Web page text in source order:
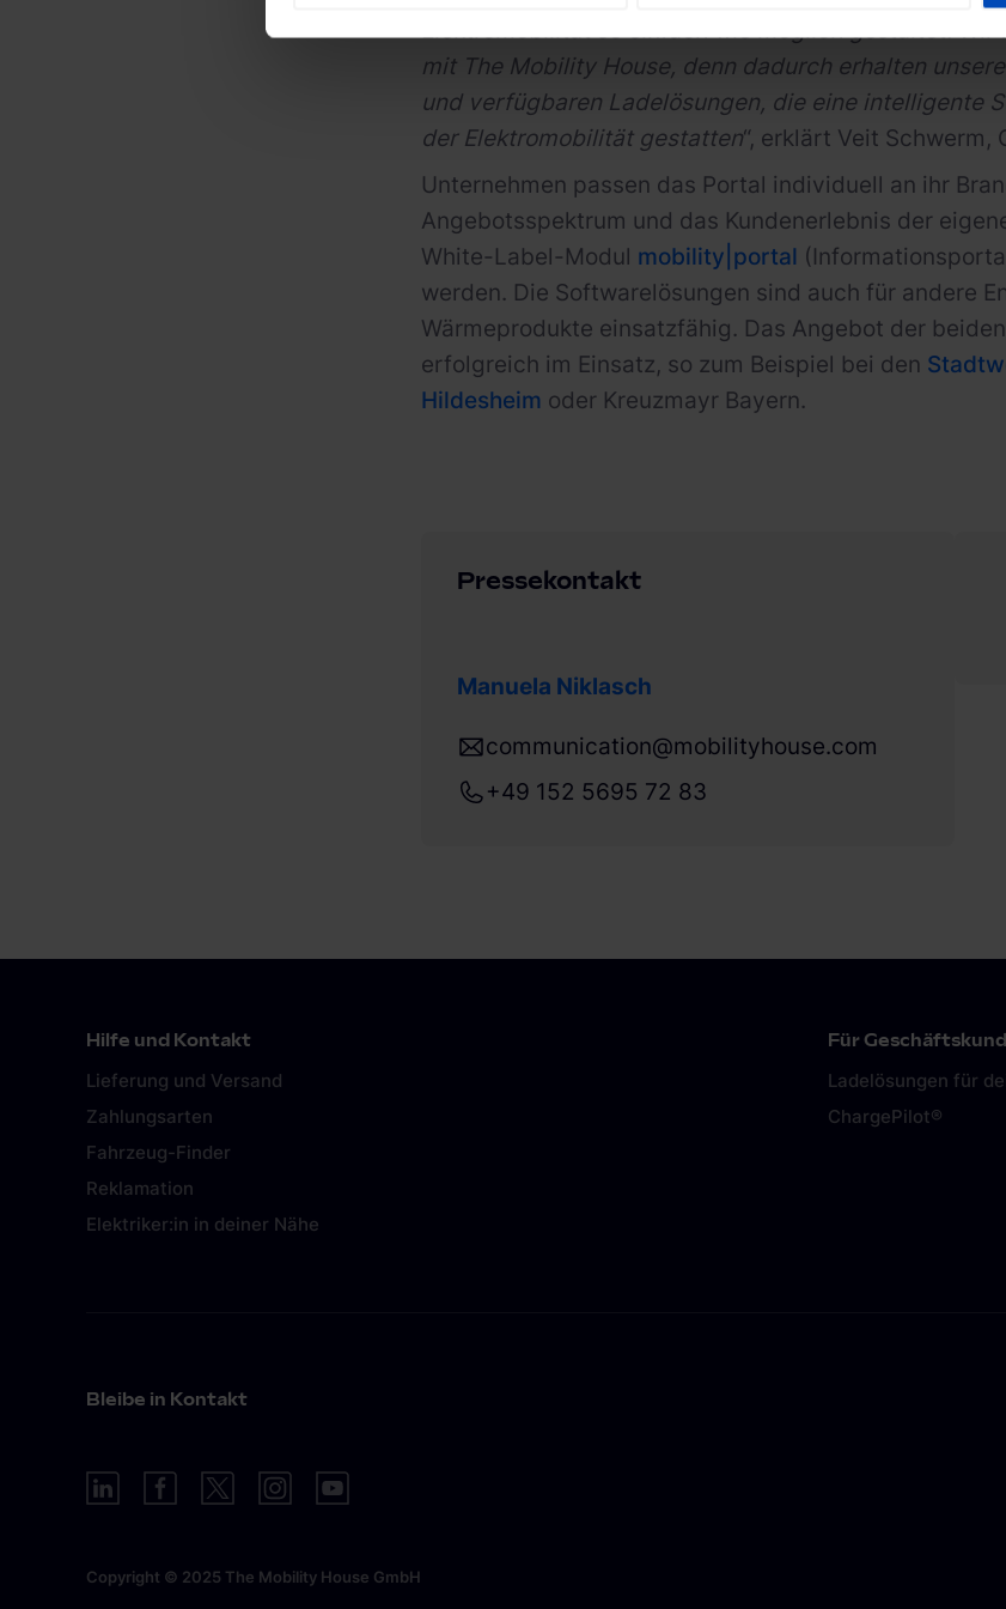
Elektromobilität so einfach wie möglich gestaltet. Wir
mit The Mobility House, denn dadurch erhalten
und verfügbaren Ladelösungen, die eine intelligente
der Elektromobilität gestatten“, erklärt Veit
Unternehmen passen das Portal individuell an ihr
Angebotsspektrum und das Kundenerlebnis der
White-Label-Modul mobility|portal
werden. Die Softwarelösungen sind auch für andere
Wärmeprodukte einsatzfähig. Das Angebot der
erfolgreich im Einsatz, so zum Beispiel bei den
Hildesheim oder Kreuzmayr Bayern.
Pressekontakt
Manuela Niklasch
communication@mobilityhouse.com
+49 152 5695 72 83
Hilfe und Kontakt
Lieferung und Versand
Zahlungsarten
Fahrzeug-Finder
Reklamation
Elektriker:in in deiner Nähe
Für
Ladelösungen für
ChargePilot®
Bleibe in Kontakt
Copyright © 2025 The Mobility House GmbH